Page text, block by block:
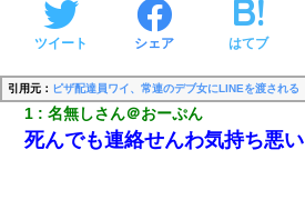
ツイート シェア はてブ
引用元： ピザ配達員ワイ、常連のデブ女にLINEを渡される
1 名無しさん＠おーぷん
死んでも連絡せんわ気持ち悪い